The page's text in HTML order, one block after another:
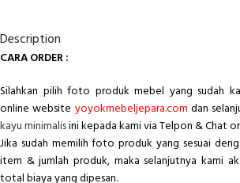
Description
CARA ORDER :
Silahkan pilih foto produk mebel yang sudah
online website yoyokmebeljepara.com dan
kayu minimalisini kepada kami via Telpon & Chat
Jika sudah memilih foto produk yang sesuai
item & jumlah produk, maka selanjutnya kami
total biaya yang dipesan.